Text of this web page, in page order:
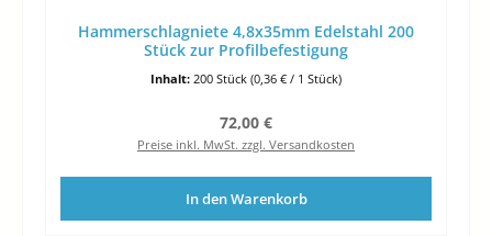
Hammerschlagniete 4,8x35mm Edelstahl 200
Stück zur Profilbefestigung
Inhalt: 200 Stück (0,36 € / 1 Stück)
Regulärer Preis:
72,00 €
Preise inkl. MwSt. zzgl. Versandkosten
In den Warenkorb